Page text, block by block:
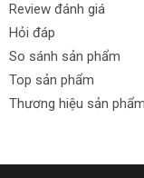
Review đánh giá
Hỏi đáp
So sánh sản phẩm
Top sản phẩm
Thương hiệu sản phẩm